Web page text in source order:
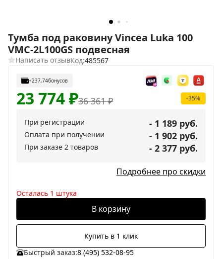
Тумба под раковину Vincea Luka 100
VMC-2L100GS подвесная
Написать отзывКод:485567
+237,74бонусов
36 361₽
23 774₽ -35%
При регистрации - 1 189 руб.
Оплата при получении - 1 902 руб.
При заказе 2 товаров - 2 377 руб.
Подробнее про скидки
Осталась 1 штука
В корзину
Купить в 1 клик
Быстрый заказ:8 (495) 532-08-95